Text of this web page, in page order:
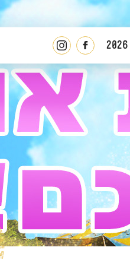
פלורנטין
באינסטגרם
לעמוד
הפייסבוק
של
פלורנטין